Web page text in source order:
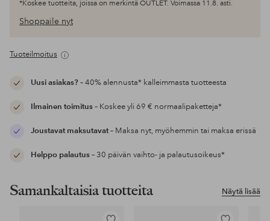
*Koskee tuotteita, joissa on merkintä OUTLET. Voimassa 11.8. asti.
Shoppaile nyt
Tuoteilmoitus
Uusi asiakas?– 40% alennusta* kalleimmasta tuotteesta
Ilmainen toimitus– Koskee yli 69 € normaalipaketteja*
Joustavat maksutavat– Maksa nyt, myöhemmin tai maksa erissä
Helppo palautus– 30 päivän vaihto- ja palautusoikeus*
Näytä lisää
Samankaltaisia tuotteita